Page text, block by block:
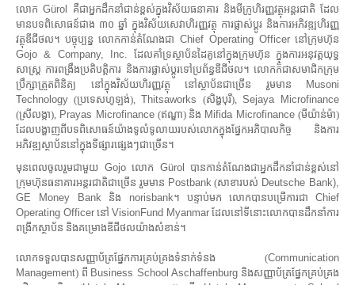
លោកGürol
គឺជាអ្នកដឹកនាំជាន់ខ្ពស់ក្នុងវិស័យធនាគារ និងមីក្រូហិរញ្ញវត្ថុអន្តរជាតិ ដែល
មានបទពិសោធន៍ជាង ៣០ ឆ្នាំ ក្នុងវិស័យសេវាហិរញ្ញវត្ថុ ការផ្លាស់ប្តូរ និងការអភិវឌ្ឍហិរញ្ញ
វត្ថុឌីជីថល។ បច្ចុប្បន្ន លោកកាន់តំណែងជា Chief Operating Officerនៅក្រុមហ៊ុន
Gojo & Company, Inc.
ដែលគាំទ្រស្ថាប័នដៃគូនៅក្នុងក្រុមហ៊ុន ក្នុងការអនុវត្តយុទ្ធ
សាស្ត្រ ការពង្រឹងប្រតិបត្តិការ និងការផ្លាស់ប្តូរទៅប្រព័ន្ធឌីជីថល។ លោកក៏ជាសមាជិកក្រុម
ប្រឹក្សាត្រួតពិនិត្យ នៅក្នុងវិស័យហិរញ្ញវត្ថុ នៅស្ថាប័នជាច្រើន រួមមាន
Musoni
Technology (ប្រទេសហូឡង់),Thitsaworks (សិង្ហបុរី), Sejaya Microfinance
(ស្រីលង្កា), Prayas Microfinance(ឥណ្ឌា) និង Mifida Microfinance (មីយ៉ាន់ម៉ា)
ដែលបង្ហាញពីបទពិសោធន៍យ៉ាងទូលំទូលាយរបស់លោកក្នុងផ្នែកអភិបាលកិច្ច និងការ
អភិវឌ្ឍស្ថាប័ននៅក្នុងទីផ្សារផ្សេងៗជាច្រើន។
មុនពេលចូលរួមជាមួយ Gojoលោក Gürol
បានកាន់តំណែងជាអ្នកដឹកនាំជាន់ខ្ពស់នៅ
ក្រុមហ៊ុនធនាគារអន្តរជាតិជាច្រើន រួមមាន Postbank (សាខារបស់ Deutsche Bank),
GE Money Bank និង norisbank។ បន្ទាប់មក លោកបានបម្រើការជាChief
Operating Officer នៅ VisionFund Myanmar ដែលនៅទីនោះលោកបានដឹកនាំការ
ពង្រីកស្ថាប័ន និងគម្រោងឌីជីថលយ៉ាងសំខាន់។
លោកទទួលបានសញ្ញាប័ត្រផ្នែកការគ្រប់គ្រងទំនាក់ទំនង (Communication
Management) ពី Business School Aschaffenburg និងសញ្ញាប័ត្រផ្នែកគ្រប់គ្រង